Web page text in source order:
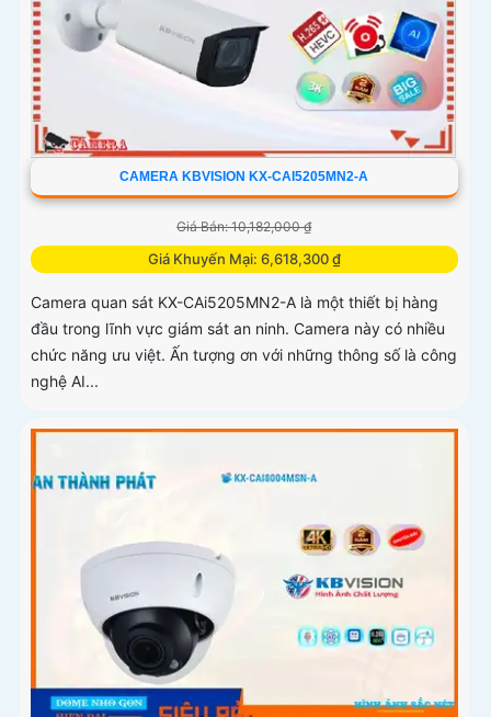
CAMERA KBVISION KX-CAI5205MN2-A
Giá Bán: 10,182,000 ₫
Giá Khuyến Mại: 6,618,300 ₫
Camera quan sát KX-CAi5205MN2-A là một thiết bị hàng
đầu trong lĩnh vực giám sát an ninh. Camera này có nhiều
chức năng ưu việt. Ấn tượng ơn với những thông số là công
nghệ AI...